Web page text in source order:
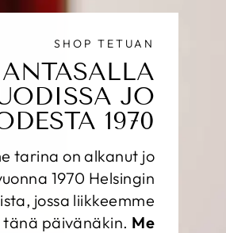
SHOP TETUAN
JO
1970
tarina on alkanut jo
1970 Helsingin
jossa liikkeemme
tänä päivänäkin. Me